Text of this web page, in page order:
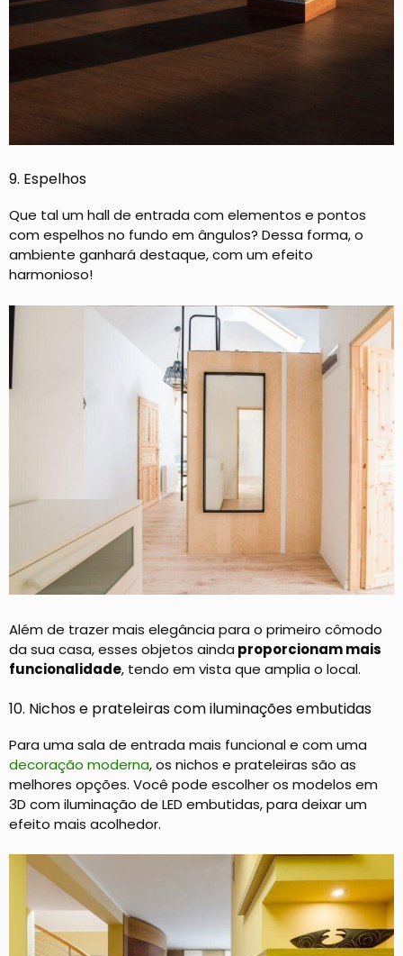
9. Espelhos
Que tal um hall de entrada com elementos e pontos
com espelhos no fundo em ângulos? Dessa forma, o
ambiente ganhará destaque, com um efeito
harmonioso!
Além de trazer mais elegância para o primeiro cômodo
da sua casa, esses objetos ainda proporcionam mais
funcionalidade, tendo em vista que amplia o local.
10. Nichos e prateleiras com iluminações embutidas
Para uma sala de entrada mais funcional e com uma
decoração moderna, os nichos e prateleiras são as
melhores opções. Você pode escolher os modelos em
3D com iluminação de LED embutidas, para deixar um
efeito mais acolhedor.